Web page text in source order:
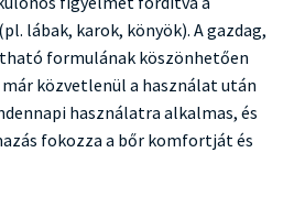
lábak, karok, könyök). A gazdag,
formulának köszönhetően
közvetlenül a használat után
használatra alkalmas, és
fokozza a bőr komfortját és